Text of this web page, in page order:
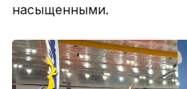
насыщенными.